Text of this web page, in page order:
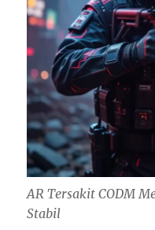
AR Tersakit CODM
Stabil